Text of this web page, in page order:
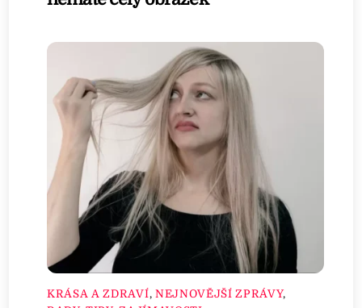
KRÁSA A ZDRAVÍ, NEJNOVĚJŠÍ ZPRÁVY,